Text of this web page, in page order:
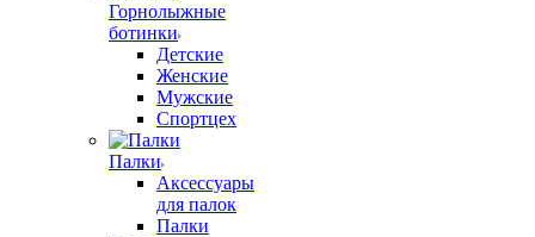
Горнолыжные
ботинки
Детские
Женские
Мужские
Спортцех
Палки
Аксессуары
для палок
Палки